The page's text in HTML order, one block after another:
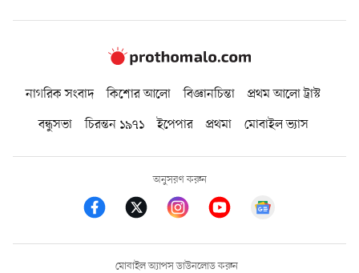
নাগরিক সংবাদ কিশোর আলো বিজ্ঞানচিন্তা
প্রথম আলো ট্রাস্ট
বন্ধুসভা
চিরন্তন ১৯৭১ ইপেপার প্রথমা মোবাইল ভ্যাস
অনুসরণ করুন
মোবাইল অ্যাপস ডাউনলোড করুন